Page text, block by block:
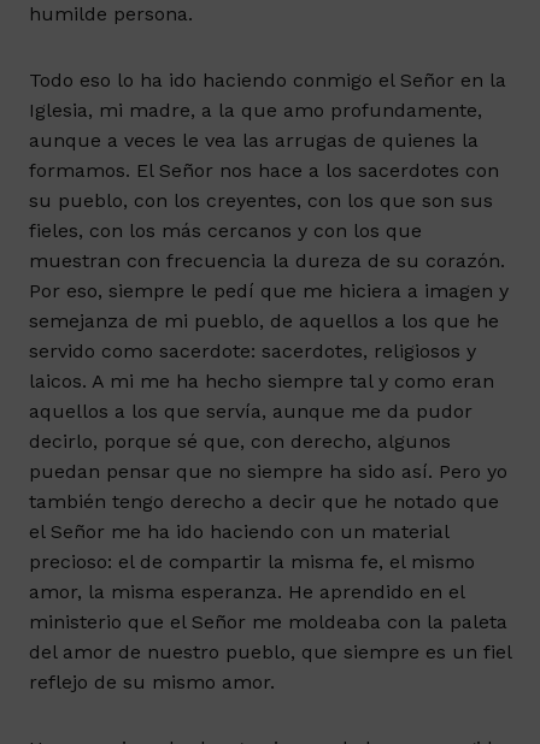
humilde persona.
Todo eso lo ha ido haciendo conmigo el Señor en la
Iglesia, mi madre, a la que amo profundamente,
aunque a veces le vea las arrugas de quienes la
formamos. El Señor nos hace a los sacerdotes con
su pueblo, con los creyentes, con los que son sus
fieles, con los más cercanos y con los que
muestran con frecuencia la dureza de su corazón.
Por eso, siempre le pedí que me hiciera a imagen y
semejanza de mi pueblo, de aquellos a los que he
servido como sacerdote: sacerdotes, religiosos y
laicos. A mi me ha hecho siempre tal y como eran
aquellos a los que servía, aunque me da pudor
decirlo, porque sé que, con derecho, algunos
puedan pensar que no siempre ha sido así. Pero yo
también tengo derecho a decir que he notado que
el Señor me ha ido haciendo con un material
precioso: el de compartir la misma fe, el mismo
amor, la misma esperanza. He aprendido en el
ministerio que el Señor me moldeaba con la paleta
del amor de nuestro pueblo, que siempre es un fiel
reflejo de su mismo amor.